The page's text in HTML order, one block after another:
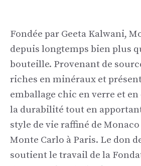
Fondée par Geeta Kalwani,
depuis longtemps bien plus
bouteille. Provenant de
riches en minéraux et
emballage chic en verre et
la durabilité tout en
style de vie raffiné de
Monte Carlo à Paris. Le don
soutient le travail de la